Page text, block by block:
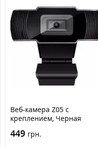
Веб-камера Z05 с
креплением, Черная
449 грн.